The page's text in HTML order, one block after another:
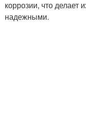
коррозии, что делает
надежными.